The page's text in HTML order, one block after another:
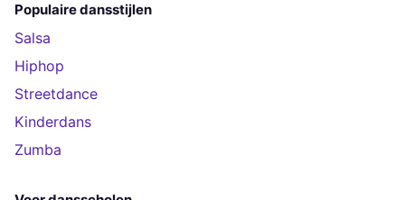
Populaire dansstijlen
Salsa
Hiphop
Streetdance
Kinderdans
Zumba